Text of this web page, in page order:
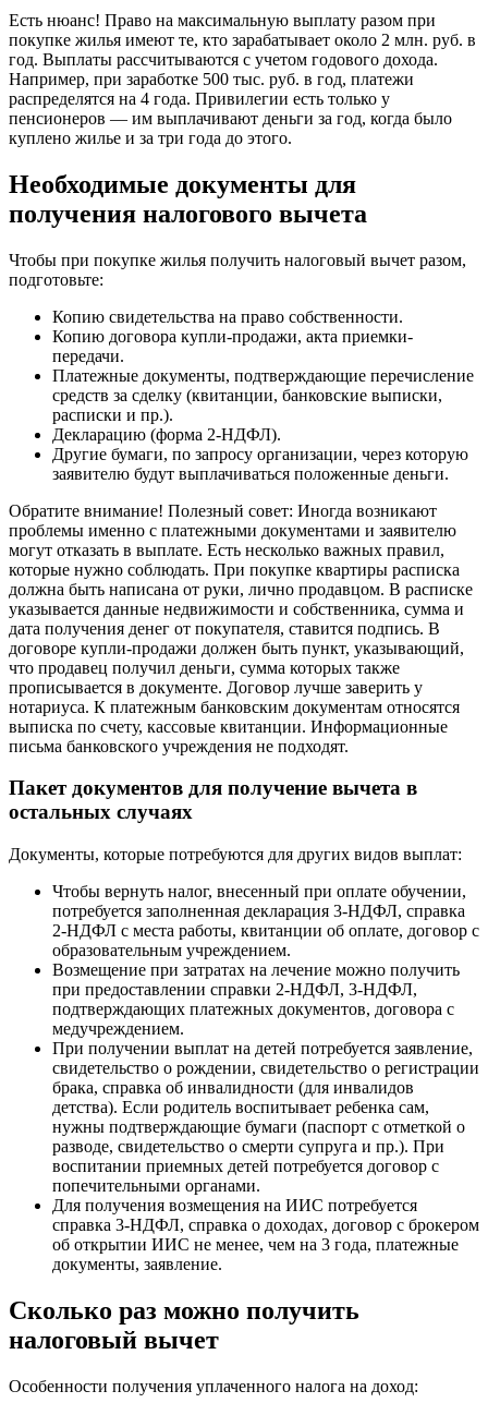
Есть нюанс! Право на максимальную выплату разом при
покупке жилья имеют те, кто зарабатывает около 2 млн. руб. в
год. Выплаты рассчитываются с учетом годового дохода.
Например, при заработке 500 тыс. руб. в год, платежи
распределятся на 4 года. Привилегии есть только у
пенсионеров — им выплачивают деньги за год, когда было
куплено жилье и за три года до этого.
Необходимые документы для
получения налогового вычета
Чтобы при покупке жилья получить налоговый вычет разом,
подготовьте:
Копию свидетельства на право собственности.
Копию договора купли-продажи, акта приемки-
передачи.
Платежные документы, подтверждающие перечисление
средств за сделку (квитанции, банковские выписки,
расписки и пр.).
Декларацию (форма 2-НДФЛ).
Другие бумаги, по запросу организации, через которую
заявителю будут выплачиваться положенные деньги.
Обратите внимание! Полезный совет: Иногда возникают
проблемы именно с платежными документами и заявителю
могут отказать в выплате. Есть несколько важных правил,
которые нужно соблюдать. При покупке квартиры расписка
должна быть написана от руки, лично продавцом. В расписке
указывается данные недвижимости и собственника, сумма и
дата получения денег от покупателя, ставится подпись. В
договоре купли-продажи должен быть пункт, указывающий,
что продавец получил деньги, сумма которых также
прописывается в документе. Договор лучше заверить у
нотариуса. К платежным банковским документам относятся
выписка по счету, кассовые квитанции. Информационные
письма банковского учреждения не подходят.
Пакет документов для получение вычета в
остальных случаях
Документы, которые потребуются для других видов выплат:
Чтобы вернуть налог, внесенный при оплате обучении,
потребуется заполненная декларация 3-НДФЛ, справка
2-НДФЛ с места работы, квитанции об оплате, договор с
образовательным учреждением.
Возмещение при затратах на лечение можно получить
при предоставлении справки 2-НДФЛ, 3-НДФЛ,
подтверждающих платежных документов, договора с
медучреждением.
При получении выплат на детей потребуется заявление,
свидетельство о рождении, свидетельство о регистрации
брака, справка об инвалидности (для инвалидов
детства). Если родитель воспитывает ребенка сам,
нужны подтверждающие бумаги (паспорт с отметкой о
разводе, свидетельство о смерти супруга и пр.). При
воспитании приемных детей потребуется договор с
попечительными органами.
Для получения возмещения на ИИС потребуется
справка 3-НДФЛ, справка о доходах, договор с брокером
об открытии ИИС не менее, чем на 3 года, платежные
документы, заявление.
Сколько раз можно получить
налоговый вычет
Особенности получения уплаченного налога на доход: